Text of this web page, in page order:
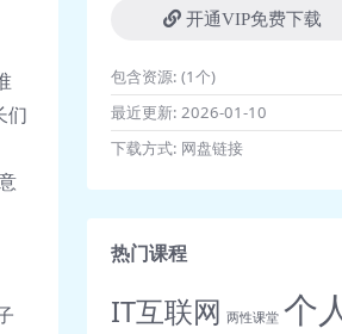
们
开通VIP免费下载
包含资源: (1个)
最近更新: 2026-01-10
下载方式: 网盘链接
热门课程
IT互联网 两性课堂 个